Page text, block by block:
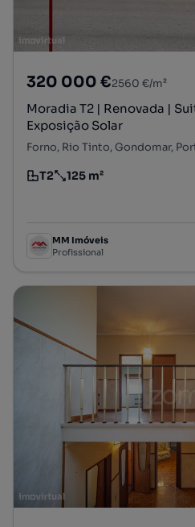
320 000 €2560 €/m²
Moradia T2 | Renovada |
Exposição Solar
Forno, Rio Tinto, Gondomar,
Tipologia
T2
Preço por metro quadrado
125 m²
MM Imóveis
Profissional